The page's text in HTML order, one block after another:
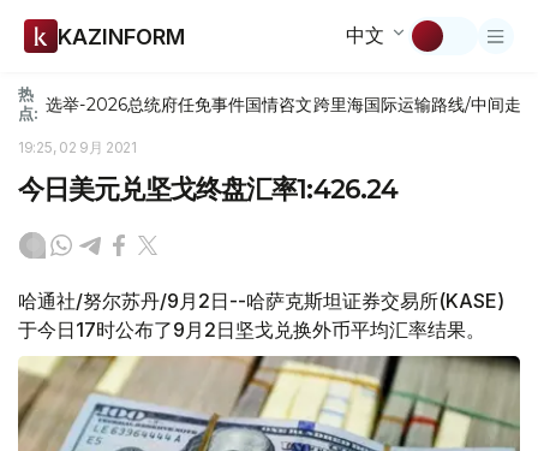
KAZINFORM 中文
热
点: 选举-2026总统府任免事件国情咨文跨里海国际运输路线/中间走廊
19:25, 02 9月 2021
今日美元兑坚戈终盘汇率1:426.24
哈通社/努尔苏丹/9月2日--哈萨克斯坦证券交易所(KASE)
于今日17时公布了9月2日坚戈兑换外币平均汇率结果。